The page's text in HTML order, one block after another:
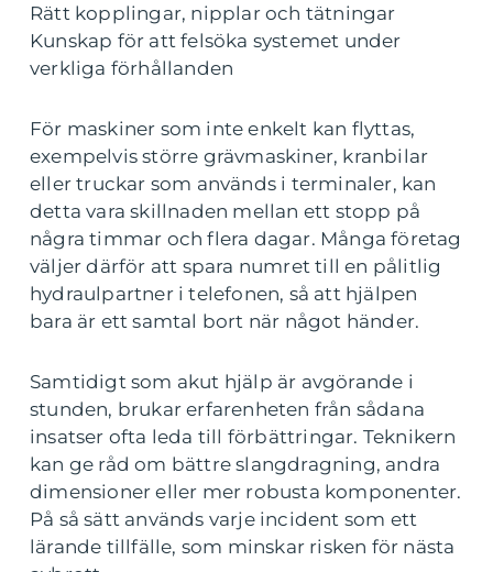
Rätt kopplingar, nipplar och tätningar
Kunskap för att felsöka systemet under
verkliga förhållanden
För maskiner som inte enkelt kan flyttas,
exempelvis större grävmaskiner, kranbilar
eller truckar som används i terminaler, kan
detta vara skillnaden mellan ett stopp på
några timmar och flera dagar. Många företag
väljer därför att spara numret till en pålitlig
hydraulpartner i telefonen, så att hjälpen
bara är ett samtal bort när något händer.
Samtidigt som akut hjälp är avgörande i
stunden, brukar erfarenheten från sådana
insatser ofta leda till förbättringar. Teknikern
kan ge råd om bättre slangdragning, andra
dimensioner eller mer robusta komponenter.
På så sätt används varje incident som ett
lärande tillfälle, som minskar risken för nästa